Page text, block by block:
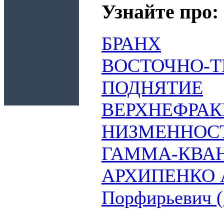
Узнайте про:
БРАНХ
ВОСТОЧНО-
ПОДНЯТИЕ
ГАММА-
АРХИПЕНКО
Порфирьевич